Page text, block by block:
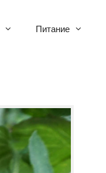
Питание